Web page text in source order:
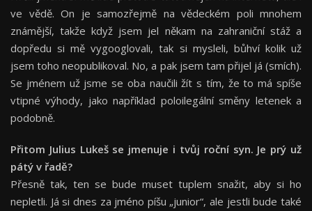
ve vědě. On je samozřejmě na vědeckém poli mnohem
známější, takže když jsem jel někam na zahraniční stáž a
dopředu si mě vygooglovali, tak si mysleli, bůhví kolik už
jsem toho neopublikoval. No, a pak jsem tam přijel já (smích).
Se jménem už jsme se oba naučili žít s tím, že to má spíše
vtipné výhody, jako například poloilegální směny letenek a
podobně.
Přitom Julius Lukeš se jmenuje i tvůj roční syn. Je prý už
pátý v řadě?
Přesně tak, ten se bude muset tuplem snažit, aby si ho
nepletli. Já si dnes za jméno píšu „junior“, ale jestli bude také